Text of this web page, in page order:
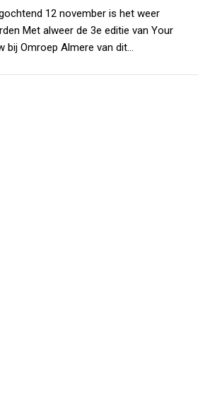
12 november is het weer
Met alweer de 3e editie van Your
bij Omroep Almere van dit…